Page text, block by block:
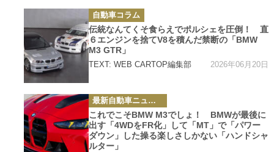
カ
テ
ゴ
リ
ー
自動車コラム
伝統なんてくそ食らえでポルシェを圧倒！ 直
６エンジンを捨てV8を積んだ禁断の「BMW
M3 GTR」
TEXT: WEB CARTOP編集部 2026年06月20日
カ
テ
ゴ
リ
ー
最新自動車ニュース
これでこそBMW M3でしょ！ BMWが最後に
出す「4WDをFR化」して「MT」で「パワー
ダウン」した操る楽しさしかない「ハンドシャ
ルター」